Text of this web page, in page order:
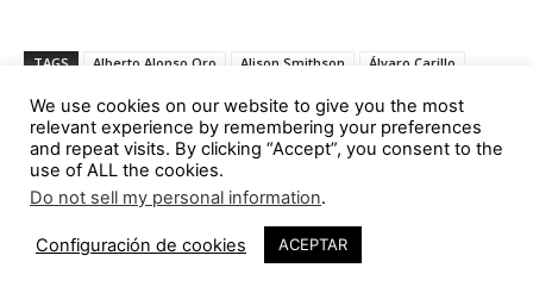
TAGS Alberto Alonso Oro Alison Smithson
Álvaro Carillo
Ana Barreiro Blanco
arquitectura española
arquitectura moderna
baliza cine
comunicación
comunicación audiovisual
comunicación visual
Daniel Natoli Rojo
difusión docencia
entrevista
investigación
juan sebastián bollaín
We use cookies on our website to give you the most
relevant experience by remembering your preferences
and repeat visits. By clicking “Accept”, you consent to the
use of ALL the cookies.
Do not sell my personal information.
Configuración de cookies ACEPTAR